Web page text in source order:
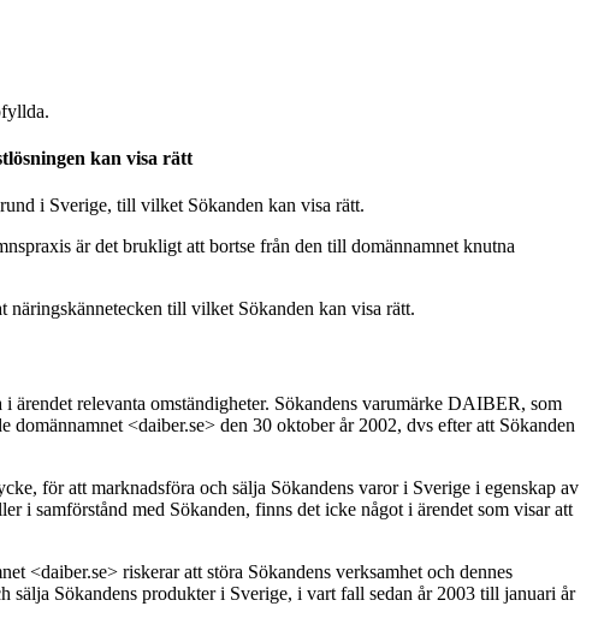
kan visa rätt
i Sverige, till vilket Sökanden kan visa rätt.
är det brukligt att bortse från den till domännamnet knutna
näringskännetecken till vilket Sökanden kan visa rätt.
ärendet relevanta omständigheter. Sökandens varumärke DAIBER, som
<daiber.se> den 30 oktober år 2002, dvs efter att Sökanden
för att marknadsföra och sälja Sökandens varor i Sverige i egenskap av
i samförstånd med Sökanden, finns det icke något i ärendet som visar att
<daiber.se> riskerar att störa Sökandens verksamhet och dennes
Sökandens produkter i Sverige, i vart fall sedan år 2003 till januari år